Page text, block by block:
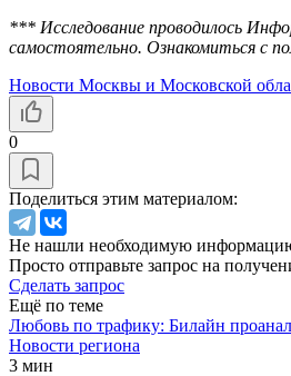
*** Исследование проводилось
самостоятельно. Ознакомиться с
Новости Москвы и Московской
0
Поделиться этим материалом:
Не нашли необходимую
Просто отправьте запрос на
Сделать запрос
Ещё по теме
Любовь по трафику: Билайн
Новости региона
3 мин